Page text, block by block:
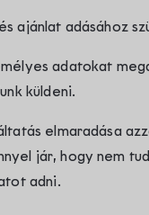
ajánlat adásához
adatokat
küldeni.
elmaradása
jár, hogy nem
adni.